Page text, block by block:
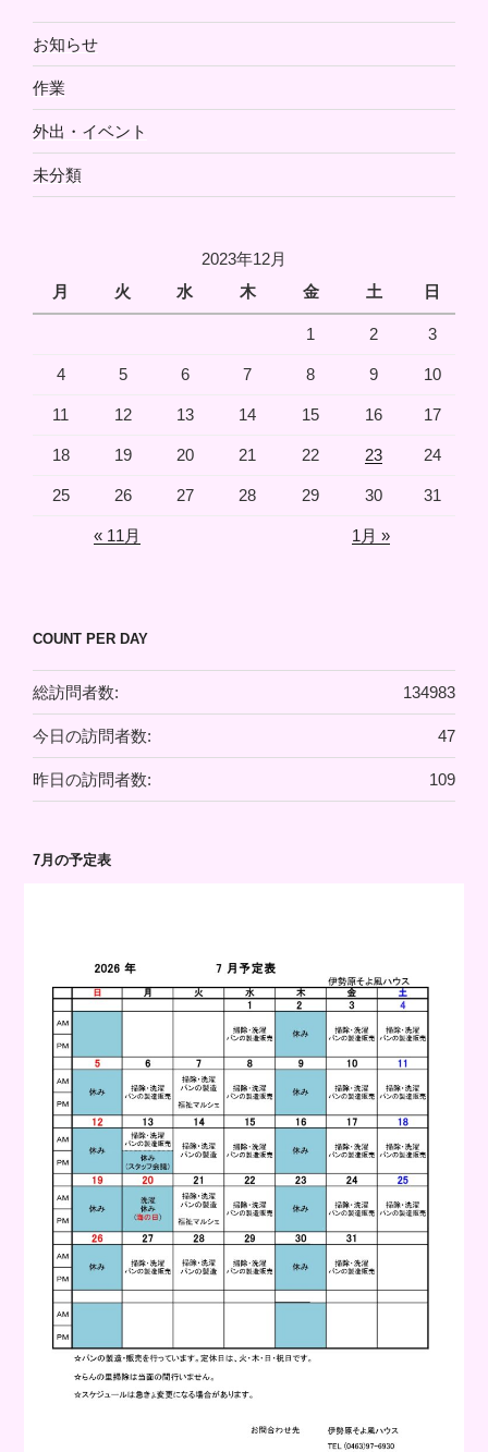
お知らせ
作業
外出・イベント
未分類
2023年12月
月
火 水 木 金 土 日
1 2 3
4 5 6 7 8 9 10
11 12 13 14 15 16 17
18 19 20 21 22 23 24
25 26 27 28 29 30 31
« 11月 1月 »
COUNT PER DAY
134983
総訪問者数:
47
今日の訪問者数:
109
昨日の訪問者数:
7月の予定表